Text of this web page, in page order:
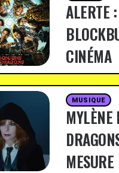
ALERTE
CINÉMA
MUSIQUE
MYLÈNE
MESURE